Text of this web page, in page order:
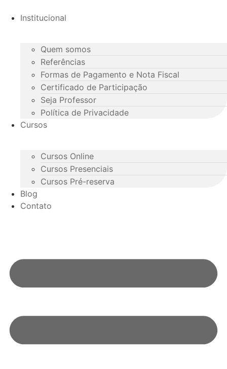
Institucional
Quem somos
Referências
Formas de Pagamento e Nota Fiscal
Certificado de Participação
Seja Professor
Política de Privacidade
Cursos
Cursos Online
Cursos Presenciais
Cursos Pré-reserva
Blog
Contato